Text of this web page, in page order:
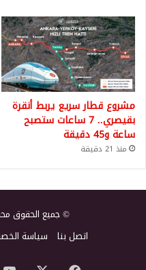
مشروع قطار سريع يربط أنقرة
بقيصري.. 7 ساعات ستصبح
ساعة و45 دقيقة
منذ 21 دقيقة
© جميع الحقوق
اتصل بنا
سياسة